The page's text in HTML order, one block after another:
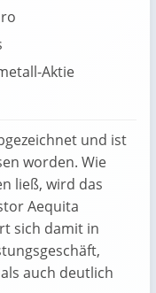
Aktie
und ist
worden. Wie
ließ, wird das
Aequita
sich damit in
auch deutlich